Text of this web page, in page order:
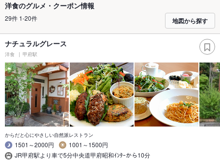
洋食のグルメ・クーポン情報
29件 1-20件 地図から探す
ナチュラルグレース
洋食 甲府駅
からだと心にやさしい自然派レストラン
1501～2000円
1001～1500円
JR甲府駅より車で5分中央道甲府昭和ｲﾝﾀｰから10分